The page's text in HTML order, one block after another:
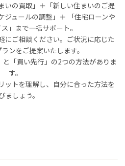
いの買取」＋「新しい住まいのご提
ジュールの調整」＋ 「住宅ローンや
」まで一括サポート。
にご相談ください。ご状況に応じた
ンをご提案いたします。
「買い先行」の2つの方法がありま
す。
ットを理解し、自分に合った方法を
ましょう。